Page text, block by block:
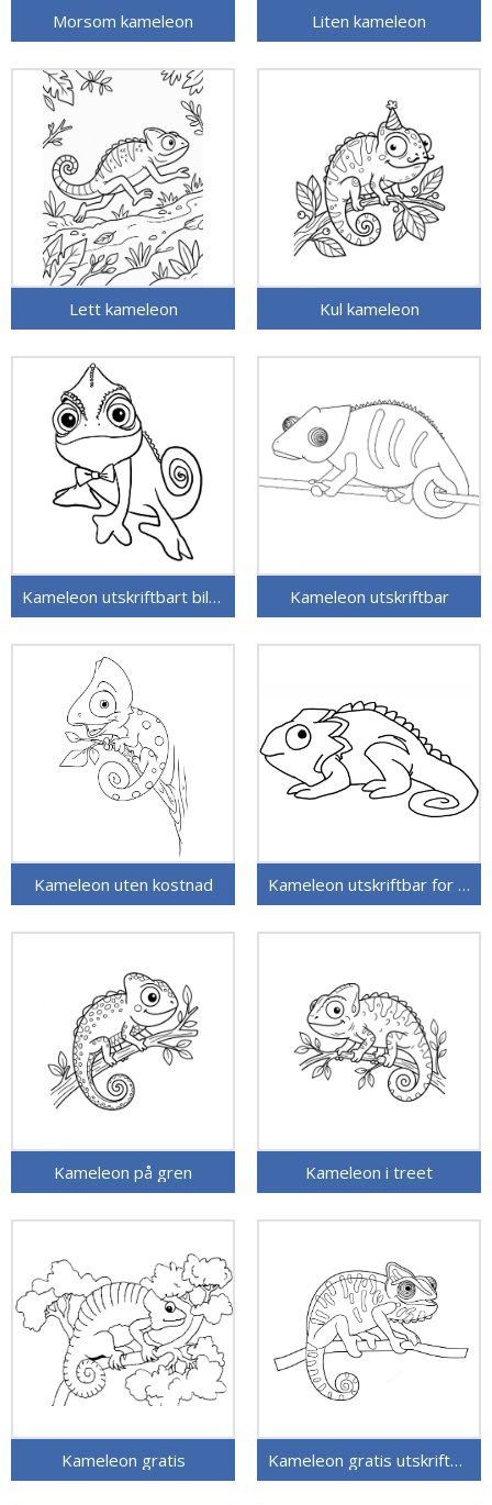
Morsom kameleon Liten kameleon
Lett kameleon Kul kameleon
Kameleon utskriftbart bilde Kameleon utskriftbar
Kameleon uten kostnad Kameleon utskriftbar for barn
Kameleon på gren Kameleon i treet
Kameleon gratis Kameleon gratis utskriftbar